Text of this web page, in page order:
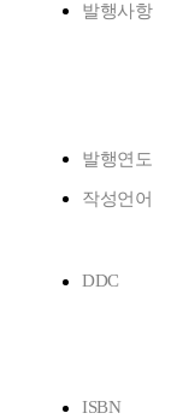
발행사항
발행연도
작성언어
DDC
ISBN